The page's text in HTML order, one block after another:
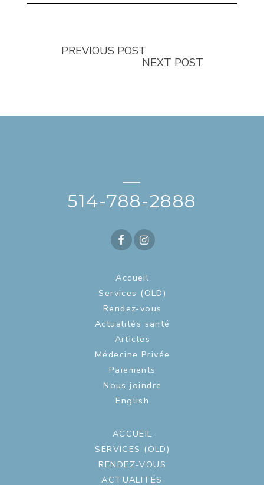
PREVIOUS POST
NEXT POST
—
514-788-2888
Accueil
Services (OLD)
Rendez-vous
Actualités santé
Articles
Médecine Privée
Paiements
Nous joindre
English
ACCUEIL
SERVICES (OLD)
RENDEZ-VOUS
ACTUALITÉS